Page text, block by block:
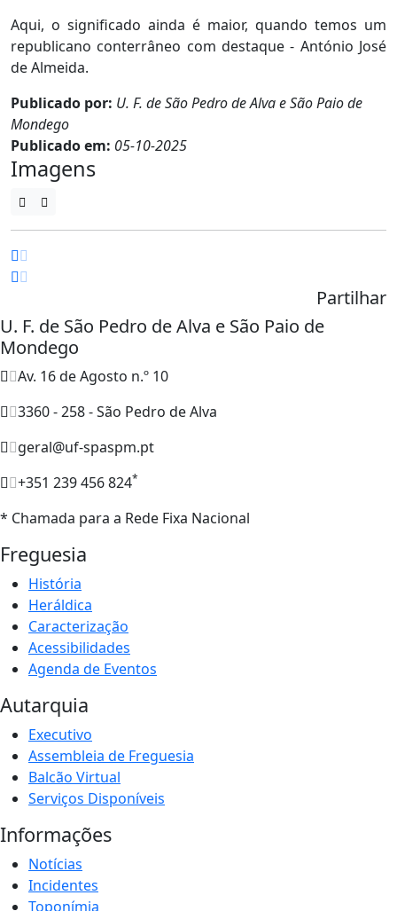
Aqui, o significado ainda é maior, quando temos um
republicano conterrâneo com destaque - António José
de Almeida.
Publicado por: U. F. de São Pedro de Alva e São Paio de
Mondego
Publicado em: 05-10-2025
Imagens
Partilhar
U. F. de São Pedro de Alva e São Paio de
Mondego
Av. 16 de Agosto n.º 10
3360 - 258 - São Pedro de Alva
geral@uf-spaspm.pt
+351 239 456 824*
* Chamada para a Rede Fixa Nacional
Freguesia
História
Heráldica
Caracterização
Acessibilidades
Agenda de Eventos
Autarquia
Executivo
Assembleia de Freguesia
Balcão Virtual
Serviços Disponíveis
Informações
Notícias
Incidentes
Toponímia